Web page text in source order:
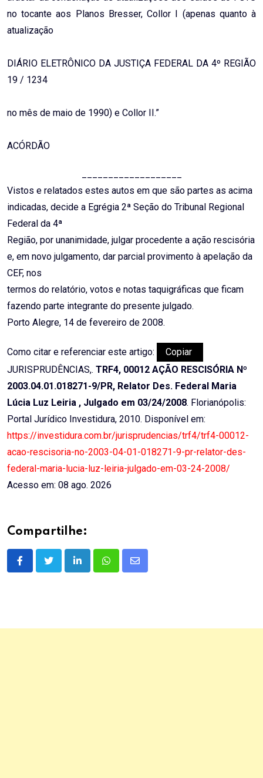
no tocante aos Planos Bresser, Collor I (apenas quanto à
atualização
DIÁRIO ELETRÔNICO DA JUSTIÇA FEDERAL DA 4º REGIÃO
19 / 1234
no mês de maio de 1990) e Collor II.”
ACÓRDÃO
Vistos e relatados estes autos em que são partes as acima
indicadas, decide a Egrégia 2ª Seção do Tribunal Regional
Federal da 4ª
Região, por unanimidade, julgar procedente a ação rescisória
e, em novo julgamento, dar parcial provimento à apelação da
CEF, nos
termos do relatório, votos e notas taquigráficas que ficam
fazendo parte integrante do presente julgado.
Porto Alegre, 14 de fevereiro de 2008.
Como citar e referenciar este artigo:
Copiar
JURISPRUDÊNCIAS,. TRF4, 00012 AÇÃO RESCISÓRIA Nº
2003.04.01.018271-9/PR, Relator Des. Federal Maria
Lúcia Luz Leiria , Julgado em 03/24/2008. Florianópolis:
Portal Jurídico Investidura, 2010. Disponível em:
https://investidura.com.br/jurisprudencias/trf4/trf4-00012-
acao-rescisoria-no-2003-04-01-018271-9-pr-relator-des-
federal-maria-lucia-luz-leiria-julgado-em-03-24-2008/
Acesso em: 08 ago. 2026
Compartilhe:
LinkedInWhatsappShare